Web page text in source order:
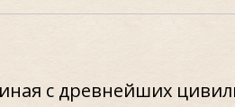
с древнейших